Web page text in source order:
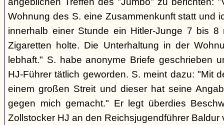
Wohnung des S. eine Zusammenkunft statt und
innerhalb einer Stunde ein Hitler-Junge 7 bis 8
Zigaretten holte. Die Unterhaltung in der
lebhaft." S. habe anonyme Briefe geschrieben
HJ-Führer tätlich geworden. S. meint dazu: "Mit
einem großen Streit und dieser hat seine
gegen mich gemacht." Er legt überdies
Zollstocker HJ an den Reichsjugendführer Baldur